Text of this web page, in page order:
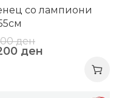
со лампиони
ден
ден